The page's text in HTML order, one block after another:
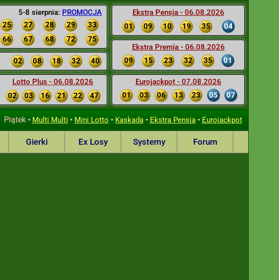
5-8 sierpnia: PROMOCJA
25 27 28 29
33
66 67 68 72 75
02 08 18 32 40
Lotto Plus - 06.08.2026
02
03 16 21 22 47
Ekstra Pensja - 06.08.2026
01
09 10 19 35 04
Ekstra Premia - 06.08.2026
09
15 23 32 35 01
Eurojackpot - 07.08.2026
01
03 06 13 23 05 07
Piątek• Multi Multi • Mini Lotto • Kaskada• Ekstra Pensja• Eurojackpot
Gierki Ex Losy Systemy Forum